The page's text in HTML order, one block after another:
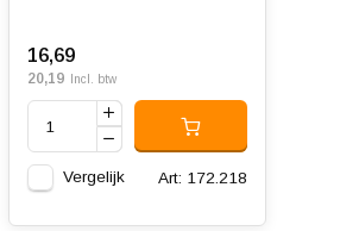
16,69
20,19 Incl. btw
Vergelijk Art: 172.218